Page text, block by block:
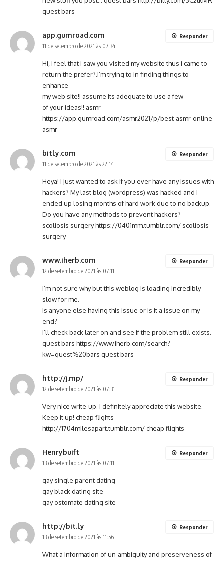
quest bars
app.gumroad.com
11 de setembro de 2021 às 07:34
Hi, i feel that i saw you visited my website thus i came to
return the prefer?.I’m trying to in finding things to
enhance
my web site!I assume its adequate to use a few
of your ideas!! asmr
https://app.gumroad.com/asmr2021/p/best-asmr-online
asmr
Responder
bitly.com
11 de setembro de 2021 às 22:14
Heya! I just wanted to ask if you ever have any issues with
hackers? My last blog (wordpress) was hacked and I
ended up losing months of hard work due to no backup.
Do you have any methods to prevent hackers?
scoliosis surgeryhttps://0401mm.tumblr.com/ scoliosis
surgery
Responder
www.iherb.com
12 de setembro de 2021 às 07:11
I’m not sure why but this weblog is loading incredibly
slow for me.
Is anyone else having this issue or is it a issue on my
end?
I’ll check back later on and see if the problem still exists.
quest bars https://www.iherb.com/search?
kw=quest%20bars quest bars
Responder
http://j.mp/
12 de setembro de 2021 às 07:31
Very nice write-up. I definitely appreciate this website.
Keep it up! cheap flights
http://1704milesapart.tumblr.com/ cheap flights
Responder
Henrybuift
13 de setembro de 2021 às 07:11
gay single parent dating
gay black dating site
gay ostomate dating site
Responder
http://bit.ly
13 de setembro de 2021 às 11:56
What a information of un-ambiguity and preserveness of
Responder